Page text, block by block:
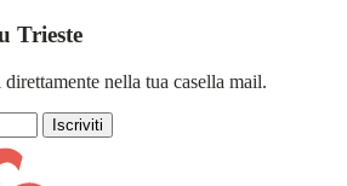
Trieste
nella tua casella mail.
Iscriviti